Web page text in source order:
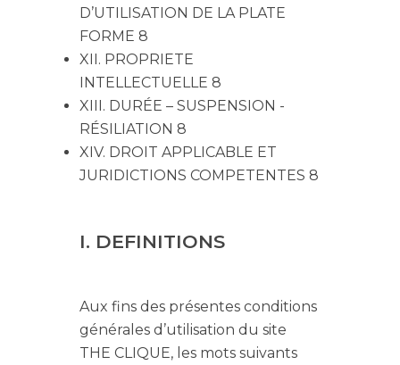
D’UTILISATION DE LA PLATE
FORME 8
XII. PROPRIETE
INTELLECTUELLE 8
XIII. DURÉE – SUSPENSION -
RÉSILIATION 8
XIV. DROIT APPLICABLE ET
JURIDICTIONS COMPETENTES 8
I. DEFINITIONS
Aux fins des présentes conditions
générales d’utilisation du site
THE CLIQUE, les mots suivants